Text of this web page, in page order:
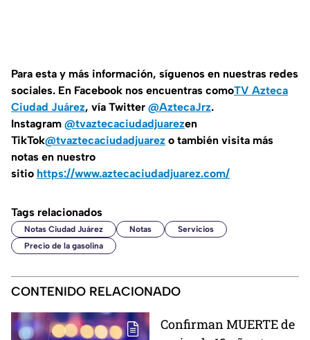
Para esta y más información, síguenos en nuestras redes
sociales. En Facebook nos encuentras comoTV Azteca
Ciudad Juárez, vía Twitter @AztecaJrz.
Instagram @tvaztecaciudadjuarezen
TikTok@tvaztecaciudadjuarez o también visita más
notas en nuestro
sitio https://www.aztecaciudadjuarez.com/
Tags relacionados
Notas Ciudad Juárez Notas
Servicios
Precio de la gasolina
CONTENIDO RELACIONADO
Confirman MUERTE de